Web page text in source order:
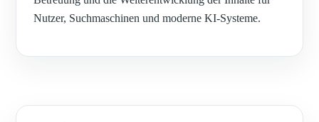
Nutzer, Suchmaschinen und moderne KI-Systeme.